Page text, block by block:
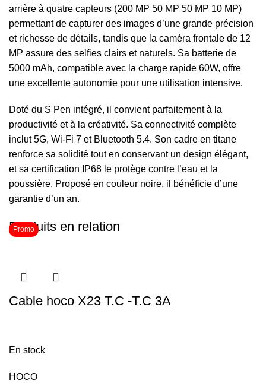
arrière à quatre capteurs (200 MP 50 MP 50 MP 10 MP)
permettant de capturer des images d’une grande précision
et richesse de détails, tandis que la caméra frontale de 12
MP assure des selfies clairs et naturels. Sa batterie de
5000 mAh, compatible avec la charge rapide 60W, offre
une excellente autonomie pour une utilisation intensive.
Doté du S Pen intégré, il convient parfaitement à la
productivité et à la créativité. Sa connectivité complète
inclut 5G, Wi-Fi 7 et Bluetooth 5.4. Son cadre en titane
renforce sa solidité tout en conservant un design élégant,
et sa certification IP68 le protège contre l’eau et la
poussière. Proposé en couleur noire, il bénéficie d’une
garantie d’un an.
Produits en relation
Cable hoco X23 T.C -T.C 3A
En stock
HOCO
Promo